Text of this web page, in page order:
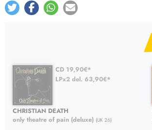
CD 19,90€*
LPx2 del. 63,90€*
CHRISTIAN DEATH
only theatre of pain (deluxe) (UK 26)